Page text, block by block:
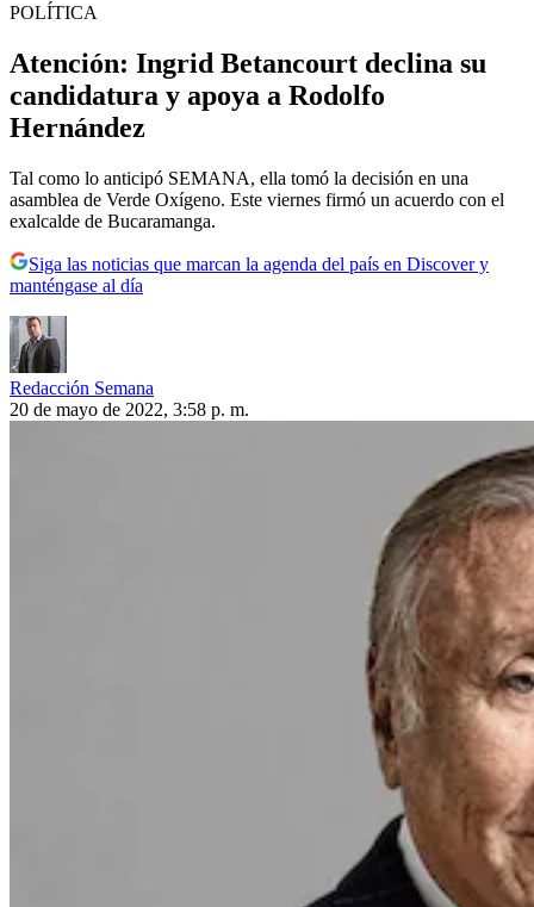
POLÍTICA
Atención: Ingrid Betancourt declina su
candidatura y apoya a Rodolfo
Hernández
Tal como lo anticipó SEMANA, ella tomó la decisión en una
asamblea de Verde Oxígeno. Este viernes firmó un acuerdo con el
exalcalde de Bucaramanga.
Siga las noticias que marcan la agenda del país en Discover y
manténgase al día
Redacción Semana
20 de mayo de 2022, 3:58 p. m.